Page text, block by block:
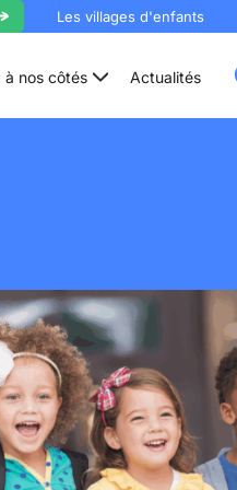
Les villages d'enfants
à nos côtés Actualités